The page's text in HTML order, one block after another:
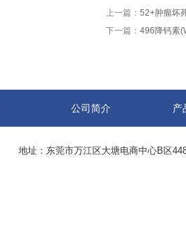
上一篇： 52+肿瘤坏
下一篇： 496降钙素
公司简介 产
地址：东莞市万江区大塘电商中心B区